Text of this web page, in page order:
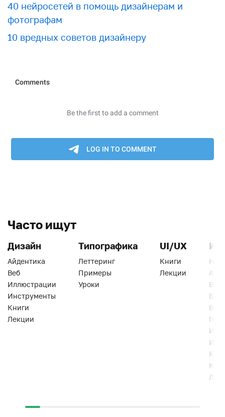
40 нейросетей в помощь дизайнерам и
фотографам
10 вредных советов дизайнеру
Часто ищут
Дизайн
Айдентика
Веб
Иллюстрации
Инструменты
Книги
Лекции
Типографика
Леттеринг
Примеры
Уроки
UI/UX
Книги
Лекции
Веб